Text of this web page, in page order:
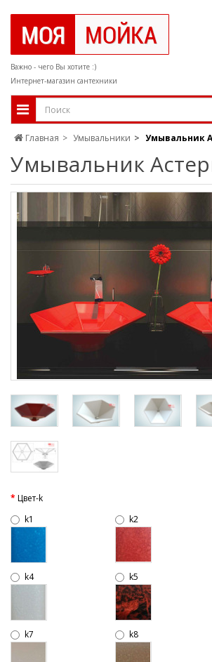
Важно - чего Вы хотите :)
Интернет-магазин сантехники
Главная Умывальники Умывальник
Умывальник
Цвет-k
k1
k2
k4 k5
k7 k8